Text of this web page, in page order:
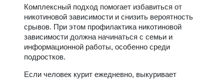
Комплексный подход помогает избавиться от
никотиновой зависимости и снизить вероятность
срывов. При этом профилактика никотиновой
зависимости должна начинаться с семьи и
информационной работы, особенно среди
подростков.
Если человек курит ежедневно, выкуривает